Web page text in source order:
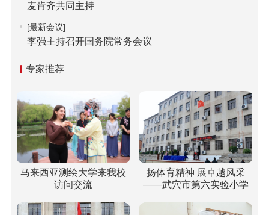
麦肯齐共同主持
[最新会议]
李强主持召开国务院常务会议
专家推荐
马来西亚测绘大学来我校
访问交流
扬体育精神 展卓越风采
——武穴市第六实验小学
园！